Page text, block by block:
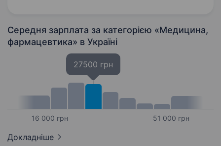
співробітників…
Середня зарплата за категорією «Медицина,
фармацевтика» в Україні
16 000 грн
27500 грн
51 000 грн
Докладніше